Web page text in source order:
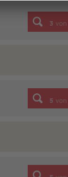
3 von
5 von